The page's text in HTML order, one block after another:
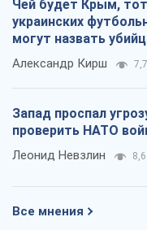
Чей будет Крым,
украинских
могут назвать
Александр Кирш
Запад проспал
проверить НАТО
Леонид Невзлин 8,6
Все мнения